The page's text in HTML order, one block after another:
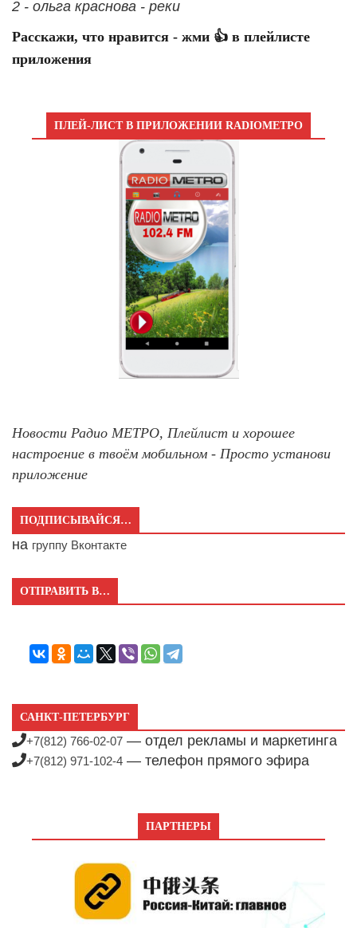
2 - ольга краснова - реки
Расскажи, что нравится - жми 👍 в плейлисте
приложения
ПЛЕЙ-ЛИСТ В ПРИЛОЖЕНИИ RADIOМЕТРО
Новости Радио МЕТРО, Плейлист и хорошее
настроение в твоём мобильном - Просто установи
приложение
ПОДПИСЫВАЙСЯ…
на группу Вконтакте
ОТПРАВИТЬ В…
САНКТ-ПЕТЕРБУРГ
+7(812) 766-02-07 — отдел рекламы и маркетинга
+7(812) 971-102-4 — телефон прямого эфира
ПАРТНЕРЫ